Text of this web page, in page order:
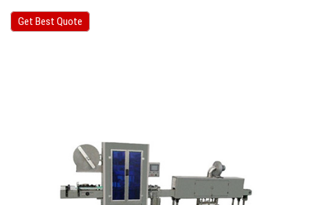
Get Best Quote